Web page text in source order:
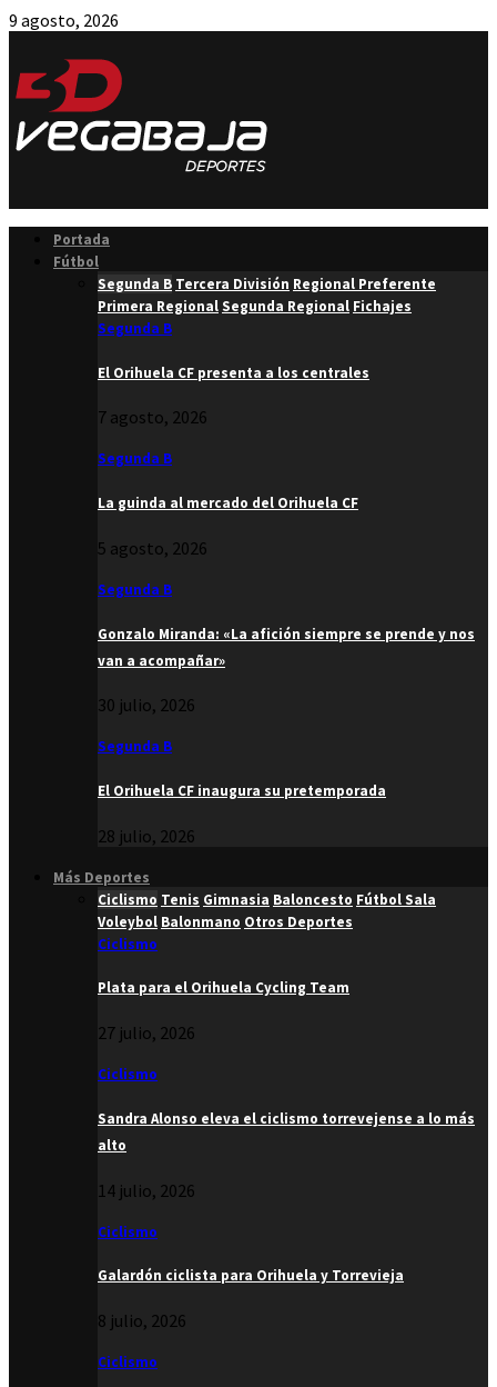
9 agosto, 2026
Portada
Fútbol
Segunda B Tercera División Regional Preferente
Primera RegionalSegunda Regional Fichajes
Segunda B
El Orihuela CF presenta a los centrales
7 agosto, 2026
Segunda B
La guinda al mercado del Orihuela CF
5 agosto, 2026
Segunda B
Gonzalo Miranda: «La afición siempre se prende y nos
van a acompañar»
30 julio, 2026
Segunda B
El Orihuela CF inaugura su pretemporada
28 julio, 2026
Más Deportes
Ciclismo Tenis Gimnasia Baloncesto Fútbol Sala
Voleybol Balonmano Otros Deportes
Ciclismo
Plata para el Orihuela Cycling Team
27 julio, 2026
Ciclismo
Sandra Alonso eleva el ciclismo torrevejense a lo más
alto
14 julio, 2026
Ciclismo
Galardón ciclista para Orihuela y Torrevieja
8 julio, 2026
Ciclismo